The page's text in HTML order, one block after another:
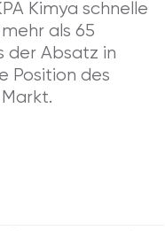
Kimya schnelle
als 65
der Absatz in
Position des
3
4
1
2